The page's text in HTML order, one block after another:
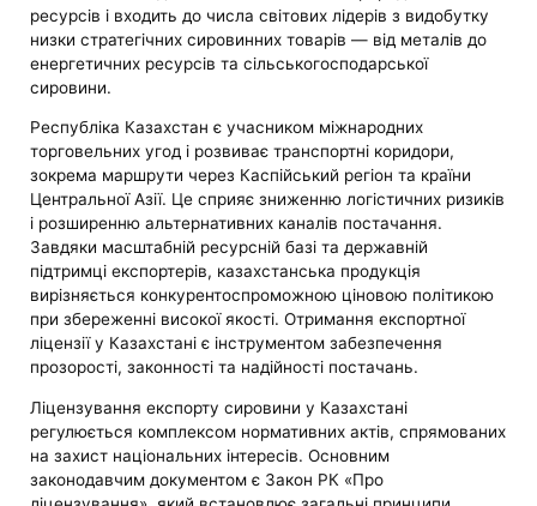
ресурсів і входить до числа світових лідерів з видобутку
низки стратегічних сировинних товарів — від металів до
енергетичних ресурсів та сільськогосподарської
сировини.
Республіка Казахстан є учасником міжнародних
торговельних угод і розвиває транспортні коридори,
зокрема маршрути через Каспійський регіон та країни
Центральної Азії. Це сприяє зниженню логістичних ризиків
і розширенню альтернативних каналів постачання.
Завдяки масштабній ресурсній базі та державній
підтримці експортерів, казахстанська продукція
вирізняється конкурентоспроможною ціновою політикою
при збереженні високої якості. Отримання експортної
ліцензії у Казахстані є інструментом забезпечення
прозорості, законності та надійності постачань.
Ліцензування експорту сировини у Казахстані
регулюється комплексом нормативних актів, спрямованих
на захист національних інтересів. Основним
законодавчим документом є Закон РК «Про